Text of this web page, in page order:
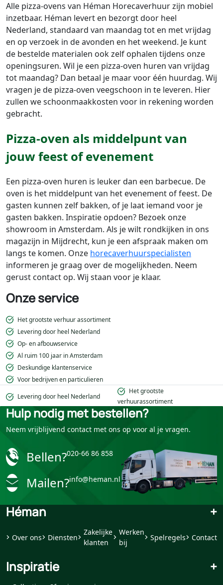
Onze service
Het grootste verhuur assortiment
Levering door heel Nederland
Op- en afbouwservice
Al ruim 100 jaar in Amsterdam
Deskundige klantenservice
Voor bedrijven en particulieren
Alle pizza-ovens van Héman Horecaverhuur zijn mobiel
inzetbaar. Héman levert en bezorgt door heel
Nederland, standaard van maandag tot en met vrijdag
en op verzoek in de avonden en het weekend. Je kunt
de bestelde materialen ook zelf ophalen tijdens onze
openingsuren. Wil je een pizza-oven huren van vrijdag
tot maandag? Dan betaal je maar voor één huurdag. Wij
vragen je de pizza-oven veegschoon in te leveren. Hier
zullen we schoonmaakkosten voor in rekening worden
gebracht.
Pizza-oven als middelpunt van
jouw feest of evenement
Een pizza-oven huren is leuker dan een barbecue. De
oven is het middelpunt van het evenement of feest. De
gasten kunnen zelf bakken, of je laat iemand voor je
gasten bakken. Inspiratie opdoen? Bezoek onze
showroom in Amsterdam. Als je wilt rondkijken in ons
magazijn in Mijdrecht, kun je een afspraak maken om
langs te komen. Onze horecaverhuurspecialisten
informeren je graag over de mogelijkheden. Neem
gerust contact op. Wij staan voor je klaar.
Levering door heel Nederland
Het grootste
verhuurassortiment
Hulp nodig met bestellen?
Neem vrijblijvend contact met ons op voor al je vragen.
Bellen?020-66 86 858
Mailen?info@heman.nl
Héman +
Over ons Diensten
Zakelijke
klanten
Werken
bij
Spelregels Contact
Inspiratie +